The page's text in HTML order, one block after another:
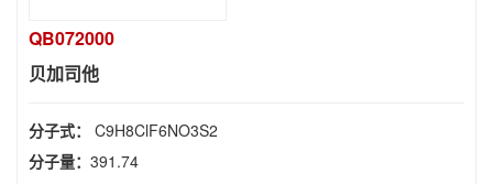
QB072000
贝加司他
分子式： C9H8ClF6NO3S2
分子量： 391.74